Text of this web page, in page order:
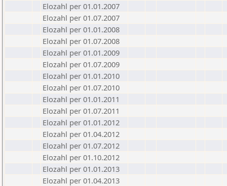
Elozahl per 01.01.2007
Elozahl per 01.07.2007
Elozahl per 01.01.2008
Elozahl per 01.07.2008
Elozahl per 01.01.2009
Elozahl per 01.07.2009
Elozahl per 01.01.2010
Elozahl per 01.07.2010
Elozahl per 01.01.2011
Elozahl per 01.07.2011
Elozahl per 01.01.2012
Elozahl per 01.04.2012
Elozahl per 01.07.2012
Elozahl per 01.10.2012
Elozahl per 01.01.2013
Elozahl per 01.04.2013